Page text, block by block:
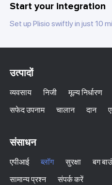
Start your integration
Set up Plisio swiftly in just 10
उत्पादों
व्यवसाय निजी मूल्य निर्धारण
सफेद उपनाम
चालान दान
संसाधन
एपीआई ब्लॉग सुरक्षा बग
सामान्य प्रश्न
संपर्क करें